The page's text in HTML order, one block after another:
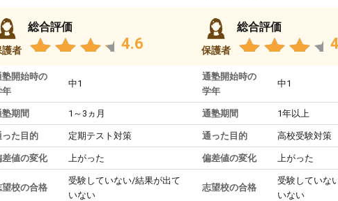
護者
総合評価
4.6
塾開始時の
年
中1
塾期間 1～3ヵ月
った目的 定期テスト対策
差値の変化 上がった
望校の合格
受験していない/結果が出て
いない
保護者
総合評価
通塾開始時の
学年
中1
通塾期間 1年以上
通った目的 高校受験対策
偏差値の変化 上がった
志望校の合格
受験していな
いない